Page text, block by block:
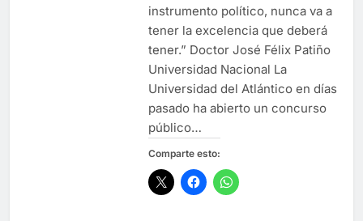
instrumento político, nunca va a
tener la excelencia que deberá
tener.” Doctor José Félix Patiño
Universidad Nacional La
Universidad del Atlántico en días
pasado ha abierto un concurso
público…
Comparte esto: